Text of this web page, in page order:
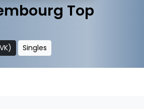
Top
Singles